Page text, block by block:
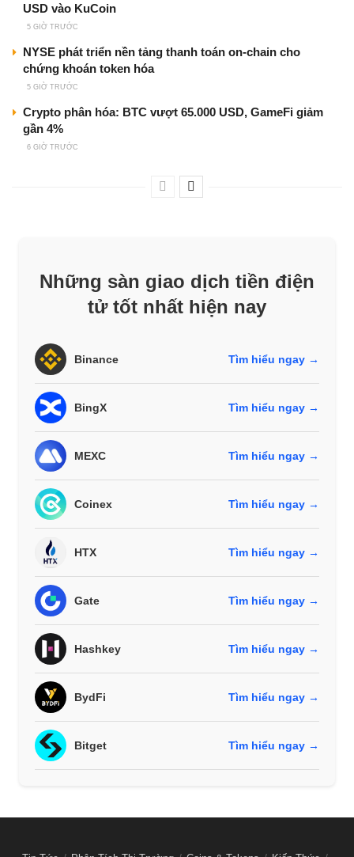
USD vào KuCoin
5 GIỜ TRƯỚC
NYSE phát triển nền tảng thanh toán on-chain cho
chứng khoán token hóa
5 GIỜ TRƯỚC
Crypto phân hóa: BTC vượt 65.000 USD, GameFi giảm
gần 4%
6 GIỜ TRƯỚC
Những sàn giao dịch tiền điện
tử tốt nhất hiện nay
Binance Tìm hiểu ngay →
BingX Tìm hiểu ngay →
MEXC Tìm hiểu ngay →
Coinex Tìm hiểu ngay →
HTX Tìm hiểu ngay →
Gate Tìm hiểu ngay →
Hashkey Tìm hiểu ngay →
BydFi Tìm hiểu ngay →
Bitget Tìm hiểu ngay →